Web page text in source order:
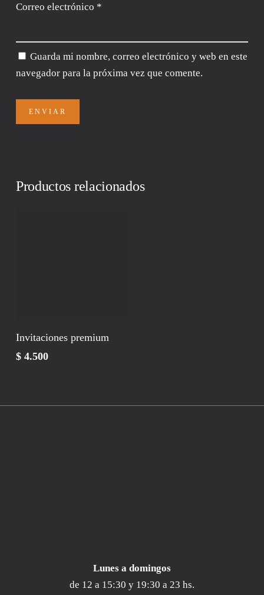
Correo electrónico *
Guarda mi nombre, correo electrónico y web en este
navegador para la próxima vez que comente.
Productos relacionados
CARRITO
Invitaciones premium
$4.500
Lunes a domingos
de 12 a 15:30 y 19:30 a 23 hs.